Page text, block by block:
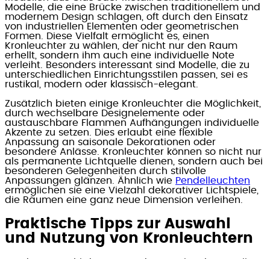
Modelle, die eine Brücke zwischen traditionellem und
modernem Design schlagen, oft durch den Einsatz
von industriellen Elementen oder geometrischen
Formen. Diese Vielfalt ermöglicht es, einen
Kronleuchter zu wählen, der nicht nur den Raum
erhellt, sondern ihm auch eine individuelle Note
verleiht. Besonders interessant sind Modelle, die zu
unterschiedlichen Einrichtungsstilen passen, sei es
rustikal, modern oder klassisch-elegant.
Zusätzlich bieten einige Kronleuchter die Möglichkeit,
durch wechselbare Designelemente oder
austauschbare Flammen Aufhängungen individuelle
Akzente zu setzen. Dies erlaubt eine flexible
Anpassung an saisonale Dekorationen oder
besondere Anlässe. Kronleuchter können so nicht nur
als permanente Lichtquelle dienen, sondern auch bei
besonderen Gelegenheiten durch stilvolle
Anpassungen glänzen. Ähnlich wie Pendelleuchten
ermöglichen sie eine Vielzahl dekorativer Lichtspiele,
die Räumen eine ganz neue Dimension verleihen.
Praktische Tipps zur Auswahl
und Nutzung von Kronleuchtern